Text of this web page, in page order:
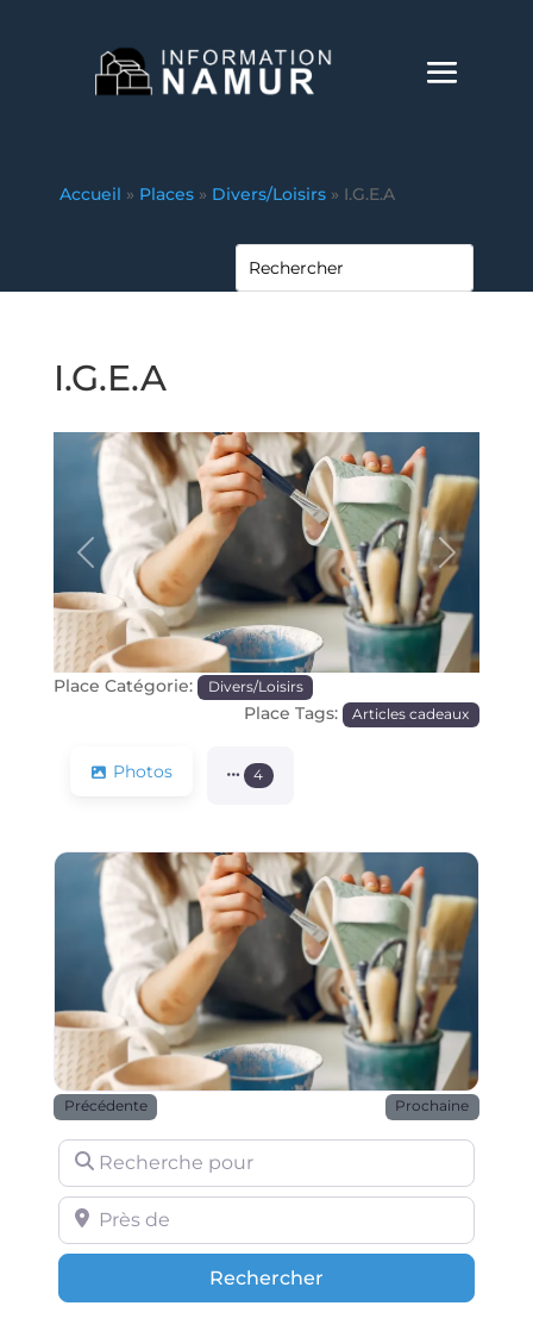
Accueil » Places » Divers/Loisirs » I.G.E.A
I.G.E.A
Précédente Prochaine
Place Catégorie: Divers/Loisirs
Place Tags: Articles cadeaux
Photos 4
Précédente Prochaine
Recherche pour
Près de
RechercherRechercher